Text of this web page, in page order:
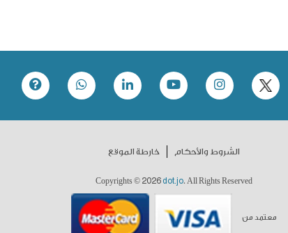
الشروط والأحكام خارطة الموقع
Copyrights © 2026 dot.jo. All Rights Reserved
معتمد من